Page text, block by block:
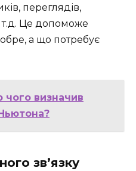
переглядів,
т.д. Це допоможе
а що потребує
чого визначив
зв’язку